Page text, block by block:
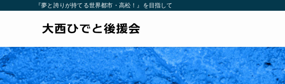
『夢と誇りが持てる世界都市・高松！』を目指して